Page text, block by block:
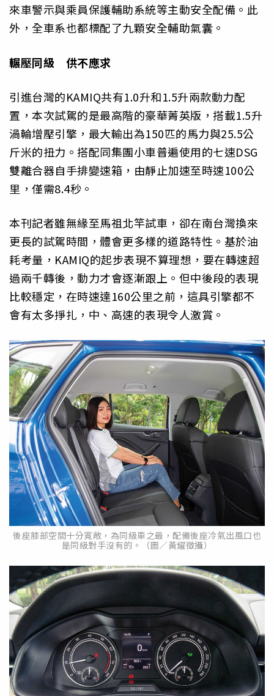
來車警示與乘員保護輔助系統等主動安全配備。此
外，全車系也都標配了九顆安全輔助氣囊。
輾壓同級 供不應求
引進台灣的KAMIQ共有1.0升和1.5升兩款動力配
置，本次試駕的是最高階的豪華菁英版，搭載1.5升
渦輪增壓引擎，最大輸出為150匹的馬力與25.5公
斤米的扭力。搭配同集團小車普遍使用的七速DSG
雙離合器自手排變速箱，由靜止加速至時速100公
里，僅需8.4秒。
本刊記者雖無緣至馬祖北竿試車，卻在南台灣換來
更長的試駕時間，體會更多樣的道路特性。基於油
耗考量，KAMIQ的起步表現不算理想，要在轉速超
過兩千轉後，動力才會逐漸跟上。但中後段的表現
比較穩定，在時速達160公里之前，這具引擎都不
會有太多掙扎，中、高速的表現令人激賞。
後座膝部空間十分寬敞，為同級車之最，配備後座冷氣出風口也
是同級對手沒有的。（圖／黃耀徵攝）